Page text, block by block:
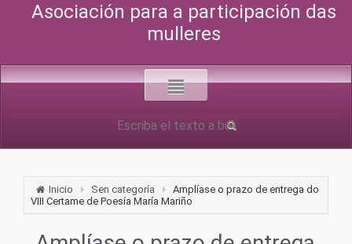
Asociación para a participación das
mulleres
Inicio Sen categoría
Amplíase o prazo de entrega do
VIII Certame de Poesía María Mariño